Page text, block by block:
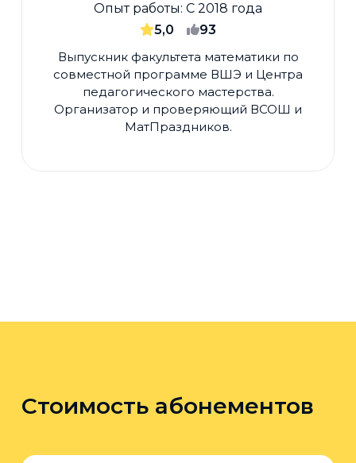
Опыт работы: С 2018 года
5,0
93
Выпускник факультета математики по
совместной программе ВШЭ и Центра
педагогического мастерства.
Организатор и проверяющий ВСОШ и
МатПраздников.
Стоимость абонементов